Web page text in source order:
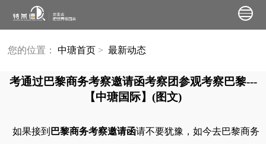
您的位置： 中瑭首页 > 最新动态
考通过巴黎商务考察邀请函考察团参观考察巴黎---
【中瑭国际】(图文)
如果接到 巴黎商务考察邀请函请不要犹豫，如今去巴黎商务